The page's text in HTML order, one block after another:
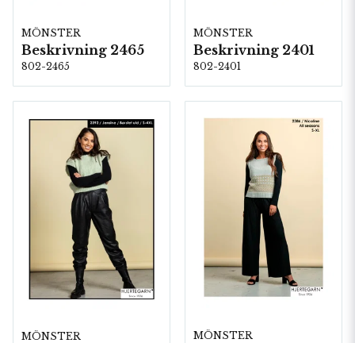
MÖNSTER
Beskrivning 2465
802-2465
MÖNSTER
Beskrivning 2401
802-2401
MÖNSTER MÖNSTER